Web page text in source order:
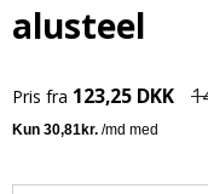
alusteel
Pris fra 123,25 DKK